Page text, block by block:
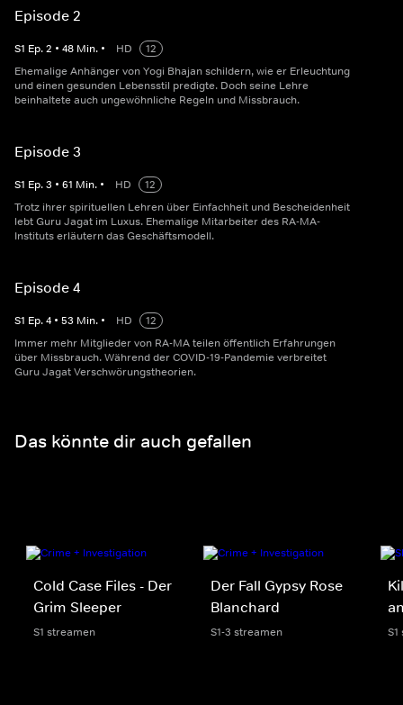
Episode 2
S1 Ep.2 • 48 Min. • HD
12
Ehemalige Anhänger von Yogi Bhajan schildern, wie er Erleuchtung
und einen gesunden Lebensstil predigte. Doch seine Lehre
beinhaltete auch ungewöhnliche Regeln und Missbrauch.
Episode 3
S1 Ep.3 • 61 Min. • HD
12
Trotz ihrer spirituellen Lehren über Einfachheit und Bescheidenheit
lebt Guru Jagat im Luxus. Ehemalige Mitarbeiter des RA-MA-
Instituts erläutern das Geschäftsmodell.
Episode 4
S1 Ep.4 • 53 Min. • HD
12
Immer mehr Mitglieder von RA-MA teilen öffentlich Erfahrungen
über Missbrauch. Während der COVID-19-Pandemie verbreitet
Guru Jagat Verschwörungstheorien.
Das könnte dir auch gefallen
Cold Case Files - Der
Grim Sleeper
S1 streamen
Der Fall Gypsy Rose
Blanchard
S1-3 streamen